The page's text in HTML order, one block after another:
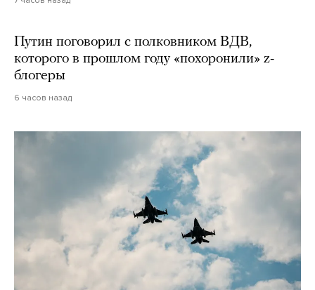
Путин поговорил с полковником ВДВ,
которого в прошлом году «похоронили» z-
блогеры
6 часов назад